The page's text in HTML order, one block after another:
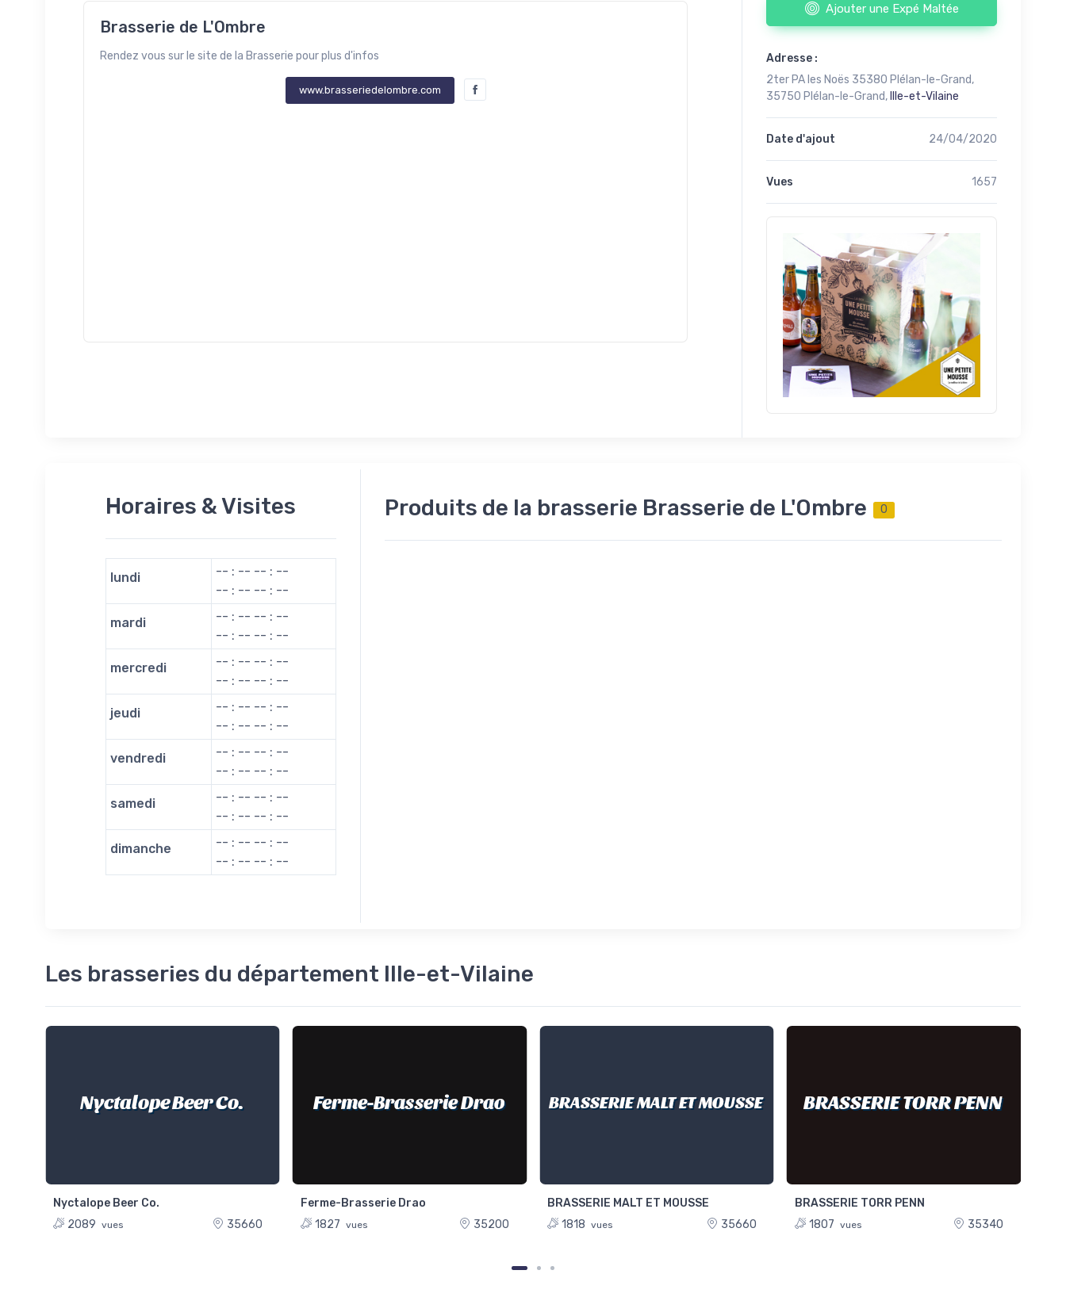
Brasserie de L'Ombre
Rendez vous sur le site de la Brasserie pour plus d'infos
www.brasseriedelombre.com
Ajouter une Expé Maltée
Adresse :
2ter PA les Noës 35380 Plélan-le-Grand,
35750 Plélan-le-Grand,
Ille-et-Vilaine
Date d'ajout 24/04/2020
Vues 1657
Horaires & Visites
lundi
-- : -- -- : --
-- : -- -- : --
mardi
-- : -- -- : --
-- : -- -- : --
mercredi
-- : -- -- : --
-- : -- -- : --
jeudi
-- : -- -- : --
-- : -- -- : --
vendredi
-- : -- -- : --
-- : -- -- : --
samedi
-- : -- -- : --
-- : -- -- : --
dimanche
-- : -- -- : --
-- : -- -- : --
Produits de la brasserie Brasserie de L'Ombre 0
Les brasseries du département Ille-et-Vilaine
Nyctalope Beer Co.
Nyctalope Beer Co.
2089 vues 35660
Ferme-Brasserie Drao
Ferme-Brasserie Drao
1827 vues 35200
BRASSERIE MALT ET MOUSSE
BRASSERIE MALT ET MOUSSE
1818 vues 35660
BRASSERIE TORR PENN
BRASSERIE TORR PENN
1807 vues 35340